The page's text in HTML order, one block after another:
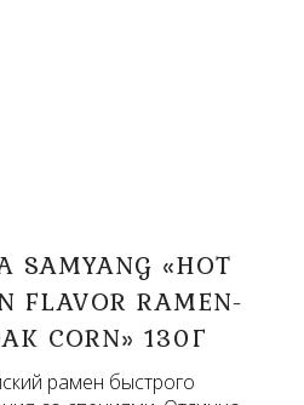
«HOT
FLAVOR RAMEN-
CORN» 130Г
рамен быстрого